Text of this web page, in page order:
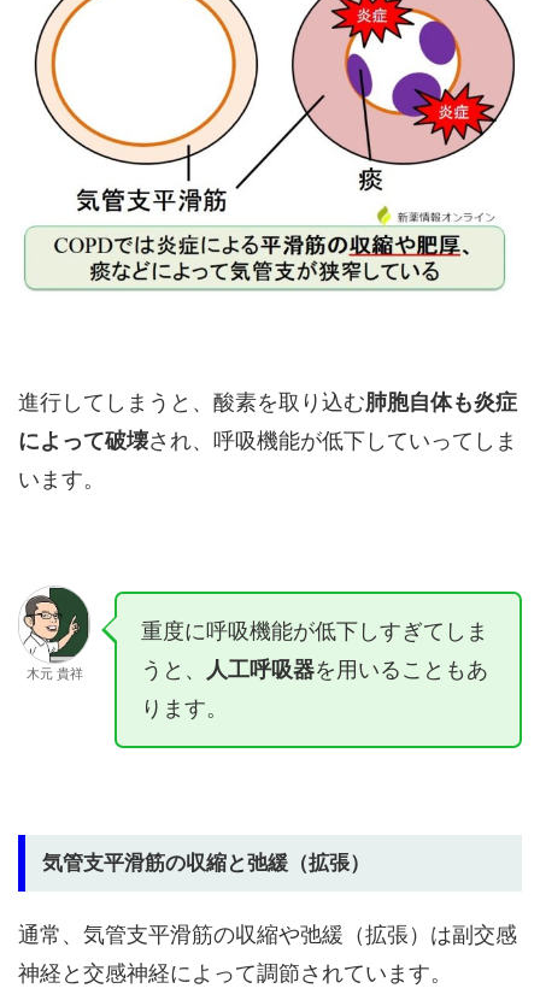
進行してしまうと、酸素を取り込む肺胞自体も炎症
によって破壊され、呼吸機能が低下していってしま
います。
木元 貴祥
重度に呼吸機能が低下しすぎてしま
うと、
人工呼吸器を用いることもあ
ります。
気管支平滑筋の収縮と弛緩（拡張）
通常、気管支平滑筋の収縮や弛緩（拡張）は副交感
神経と交感神経によって調節されています。